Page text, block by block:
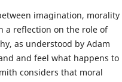
imagination, morality
a reflection on the role of
as understood by Adam
and feel what happens to
considers that moral